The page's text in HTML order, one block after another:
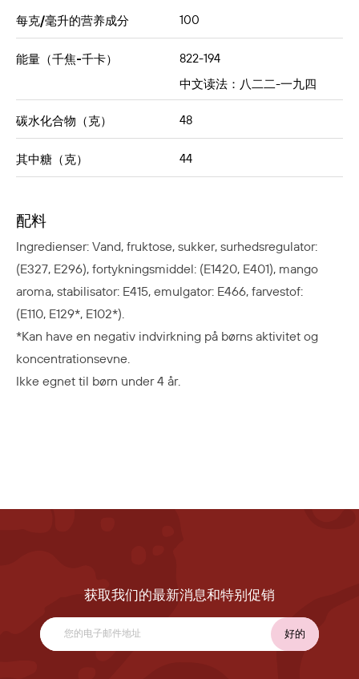
每克/毫升的营养成分 100
能量（千焦-千卡）
822-194
中文读法：八二二-一九四
碳水化合物（克） 48
其中糖（克） 44
配料
Ingredienser: Vand, fruktose, sukker, surhedsregulator:
(E327, E296), fortykningsmiddel: (E1420, E401), mango
aroma, stabilisator: E415, emulgator: E466, farvestof:
(E110, E129*, E102*).
*Kan have en negativ indvirkning på børns aktivitet og
koncentrationsevne.
Ikke egnet til børn under 4 år.
获取我们的最新消息和特别促销